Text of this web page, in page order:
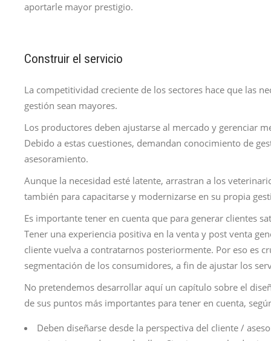
aportarle mayor prestigio.
Construir el servicio
La competitividad creciente de los sectores hace que las
gestión sean mayores.
Los productores deben ajustarse al mercado y gerenciar
Debido a estas cuestiones, demandan conocimiento de
asesoramiento.
Aunque la necesidad esté latente, arrastran a los
también para capacitarse y modernizarse en su propia
Es importante tener en cuenta que para generar clientes
Tener una experiencia positiva en la venta y post venta
cliente vuelva a contratarnos posteriormente. Por eso es
segmentación de los consumidores, a fin de ajustar los
No pretendemos desarrollar aquí un capítulo sobre el
de sus puntos más importantes para tener en cuenta,
Deben diseñarse desde la perspectiva del cliente /